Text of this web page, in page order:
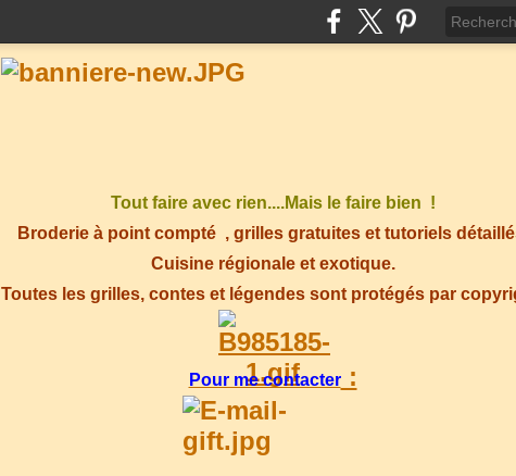
Tout faire avec rien....Mais le faire bien !
Broderie à point compté , grilles gratuites et tutoriels
Cuisine régionale et exotique.
Toutes les grilles, contes et légendes sont protégés par
Pour me contacter: